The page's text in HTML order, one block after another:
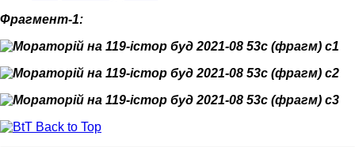
Фрагмент-1:
Back to Top